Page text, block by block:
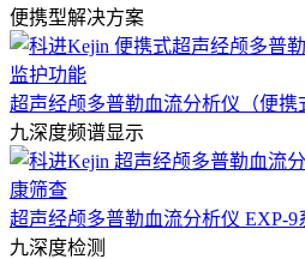
便携型解决方案
超声经颅多普勒血流分析仪（便携
九深度频谱显示
超声经颅多普勒血流分析仪 EXP-9
九深度检测